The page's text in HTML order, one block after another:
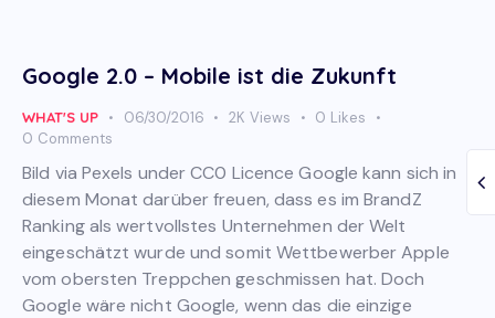
Google 2.0 – Mobile ist die Zukunft
WHAT'S UP 06/30/2016 2K Views 0 Likes
0 Comments
Bild via Pexels under CC0 Licence Google kann sich in
diesem Monat darüber freuen, dass es im BrandZ
Ranking als wertvollstes Unternehmen der Welt
eingeschätzt wurde und somit Wettbewerber Apple
vom obersten Treppchen geschmissen hat. Doch
Google wäre nicht Google, wenn das die einzige